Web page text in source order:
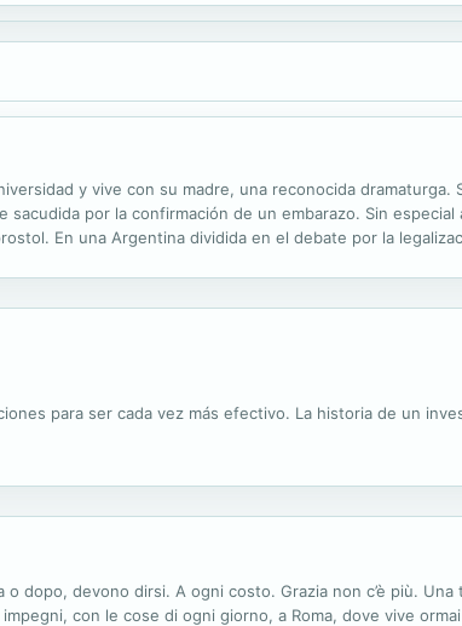
y vive con su madre, una reconocida
por la confirmación de un embarazo. Sin
En una Argentina dividida en el debate por la
para ser cada vez más efectivo. La historia de un
dopo, devono dirsi. A ogni costo. Grazia non c’è più.
con le cose di ogni giorno, a Roma, dove vive